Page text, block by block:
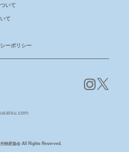
いて
て
ーポリシー
物産協会 All Rights Reserved.